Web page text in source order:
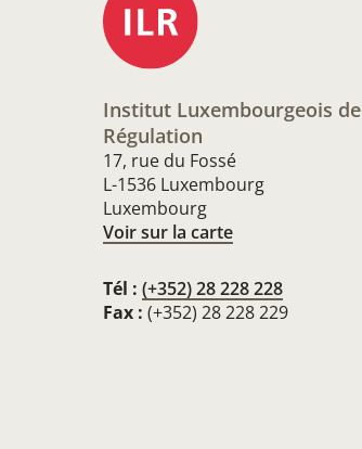
Institut Luxembourgeois de
Régulation
17, rue du Fossé
L-1536 Luxembourg
Luxembourg
Voir sur la carte
Tél : (+352) 28 228 228
Fax : (+352) 28 228 229